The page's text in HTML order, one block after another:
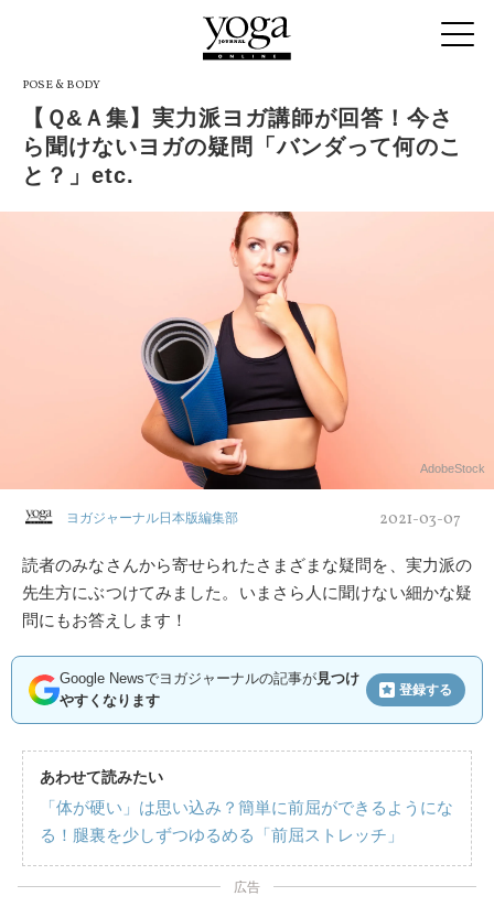
POSE & BODY
【Ｑ&Ａ集】実力派ヨガ講師が回答！今さ
ら聞けないヨガの疑問「バンダって何のこ
と？」etc.
AdobeStock
ヨガジャーナル日本版編集部 2021-03-07
読者のみなさんから寄せられたさまざまな疑問を、実力派の
先生方にぶつけてみました。いまさら人に聞けない細かな疑
問にもお答えします！
Google Newsでヨガジャーナルの記事が見つけ
やすくなります
登録する
あわせて読みたい
「体が硬い」は思い込み？簡単に前屈ができるようにな
る！腿裏を少しずつゆるめる「前屈ストレッチ」
広告